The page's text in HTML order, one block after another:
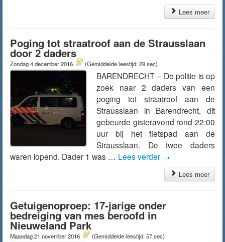
Lees meer
Poging tot straatroof aan de Strausslaan
door 2 daders
Zondag 4 december 2016 (Gemiddelde leestijd: 29 sec)
BARENDRECHT – De politie is op
zoek naar 2 daders van een
poging tot straatroof aan de
Strausslaan in Barendrecht, dit
gebeurde gisteravond rond 22:00
uur bij het fietspad aan de
Strausslaan. De twee daders
waren lopend. Dader 1 was … Lees verder →
Lees meer
Getuigenoproep: 17-jarige onder
bedreiging van mes beroofd in
Nieuweland Park
Maandag 21 november 2016 (Gemiddelde leestijd: 57 sec)